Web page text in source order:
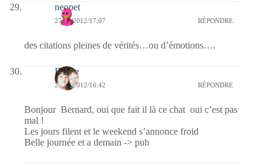
neopet
27/01/2012/17:07 RÉPONDRE
des citations pleines de vérités…ou d’émotions….
Eliane
27/01/2012/16:42 RÉPONDRE
Bonjour Bernard, oui que fait il là ce chat oui c’est pas
mal !
Les jours filent et le weekend s’annonce froid
Belle journée et a demain -> pub